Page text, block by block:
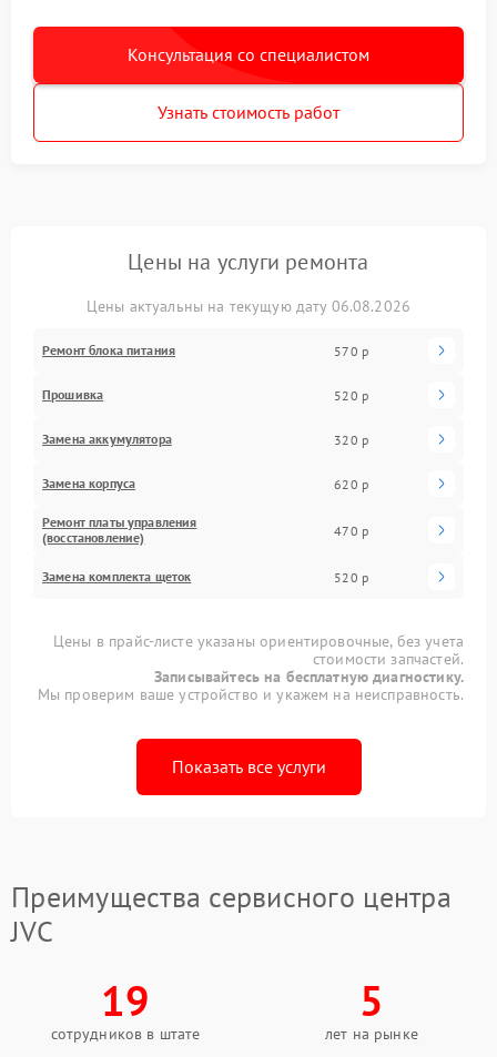
Консультация со специалистом
Узнать стоимость работ
Цены на услуги ремонта
Цены актуальны на текущую дату 06.08.2026
Ремонт блока питания 570 р
Прошивка 520 р
Замена аккумулятора 320 р
Замена корпуса 620 р
Ремонт платы управления
(восстановление)
470 р
Замена комплекта щеток 520 р
Цены в прайс-листе указаны ориентировочные, без учета
стоимости запчастей.
Записывайтесь на бесплатную диагностику.
Мы проверим ваше устройство и укажем на неисправность.
Показать все услуги
Преимущества сервисного центра
JVC
19
сотрудников в штате
5
лет на рынке